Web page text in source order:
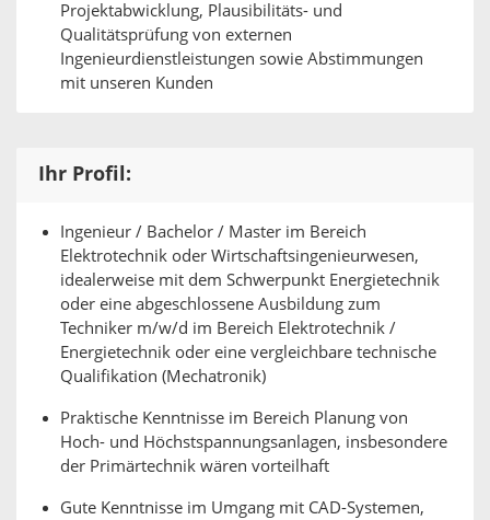
Projektabwicklung, Plausibilitäts- und
Qualitätsprüfung von externen
Ingenieurdienstleistungen sowie Abstimmungen
mit unseren Kunden
Ihr Profil:
Ingenieur / Bachelor / Master im Bereich
Elektrotechnik oder Wirtschaftsingenieurwesen,
idealerweise mit dem Schwerpunkt Energietechnik
oder eine abgeschlossene Ausbildung zum
Techniker m/w/d im Bereich Elektrotechnik /
Energietechnik oder eine vergleichbare technische
Qualifikation (Mechatronik)
Praktische Kenntnisse im Bereich Planung von
Hoch- und Höchstspannungsanlagen, insbesondere
der Primärtechnik wären vorteilhaft
Gute Kenntnisse im Umgang mit CAD-Systemen,